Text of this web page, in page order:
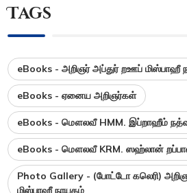
Tags
eBooks - அறிஞர் அப்துர் றஊப் மிஸ்பாஹீ
eBooks - ஏனைய அறிஞர்கள்
eBooks - மௌலவீ HMM. இப்றாஹீம்
eBooks - மௌலவீ KRM. ஸஹ்லான்
Photo Gallery - (போட்டோ கலெரி)
மிஸ்பாஹீ நாயகம்